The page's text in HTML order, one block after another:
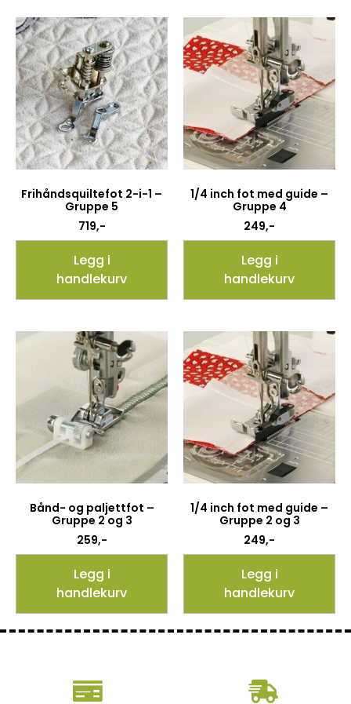
Frihåndsquiltefot 2-i-1 –
Gruppe 5
719,-
Legg i
handlekurv
1/4 inch fot med guide –
Gruppe 4
249,-
Legg i
handlekurv
Bånd- og paljettfot –
Gruppe 2 og 3
259,-
Legg i
handlekurv
1/4 inch fot med guide –
Gruppe 2 og 3
249,-
Legg i
handlekurv